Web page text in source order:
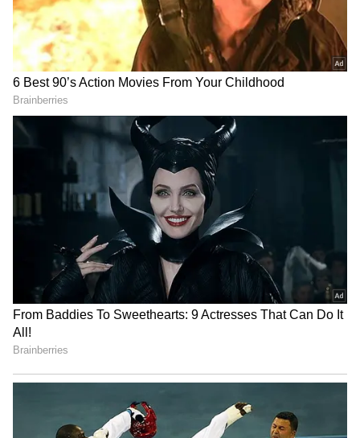
Curry Leaves: జుట్టు ఒత్తుగా పెరగాలా?
కరివేపాకును ఇలా వాడితే చాలు!
3
7
జిప్‌లాక్ బ్యాగుల వాడకం
సాధారణ ప్లాస్టిక్ కవర్లకు బదులు జిప్‌లాక్ బ్యాగులు
వాడటం చాలా మంచిది. అల్లాన్ని బ్యాగ్‌లో పెట్టిన తర్వాత,
లోపల గాలి లేకుండా జాగ్రత్తగా నొక్కి సీల్ చేయాలి. గాలి
తగలకపోతే అల్లం ఎండిపోకుండా ఉంటుంది. ఈ జిప్ లాక్
బ్యాగును ఫ్రిజ్‌లో పెడితే వేసవి వేడి వల్ల అల్లం
పాడుకాకుండా ఉంటుంది.